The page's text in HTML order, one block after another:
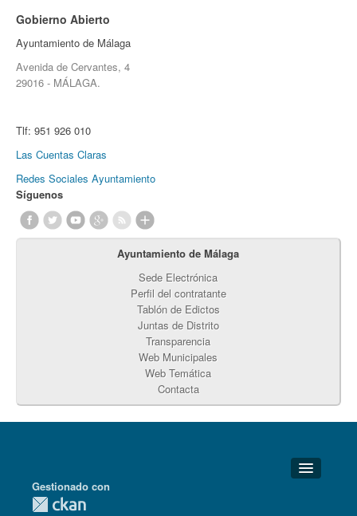
Gobierno Abierto
Ayuntamiento de Málaga
Avenida de Cervantes, 4
29016 - MÁLAGA.
Tlf: 951 926 010
Las Cuentas Claras
Redes Sociales Ayuntamiento
Síguenos
Ayuntamiento de Málaga
Sede Electrónica
Perfil del contratante
Tablón de Edictos
Juntas de Distrito
Transparencia
Web Municipales
Web Temática
Contacta
Detalles Técnicos
Gestionado con